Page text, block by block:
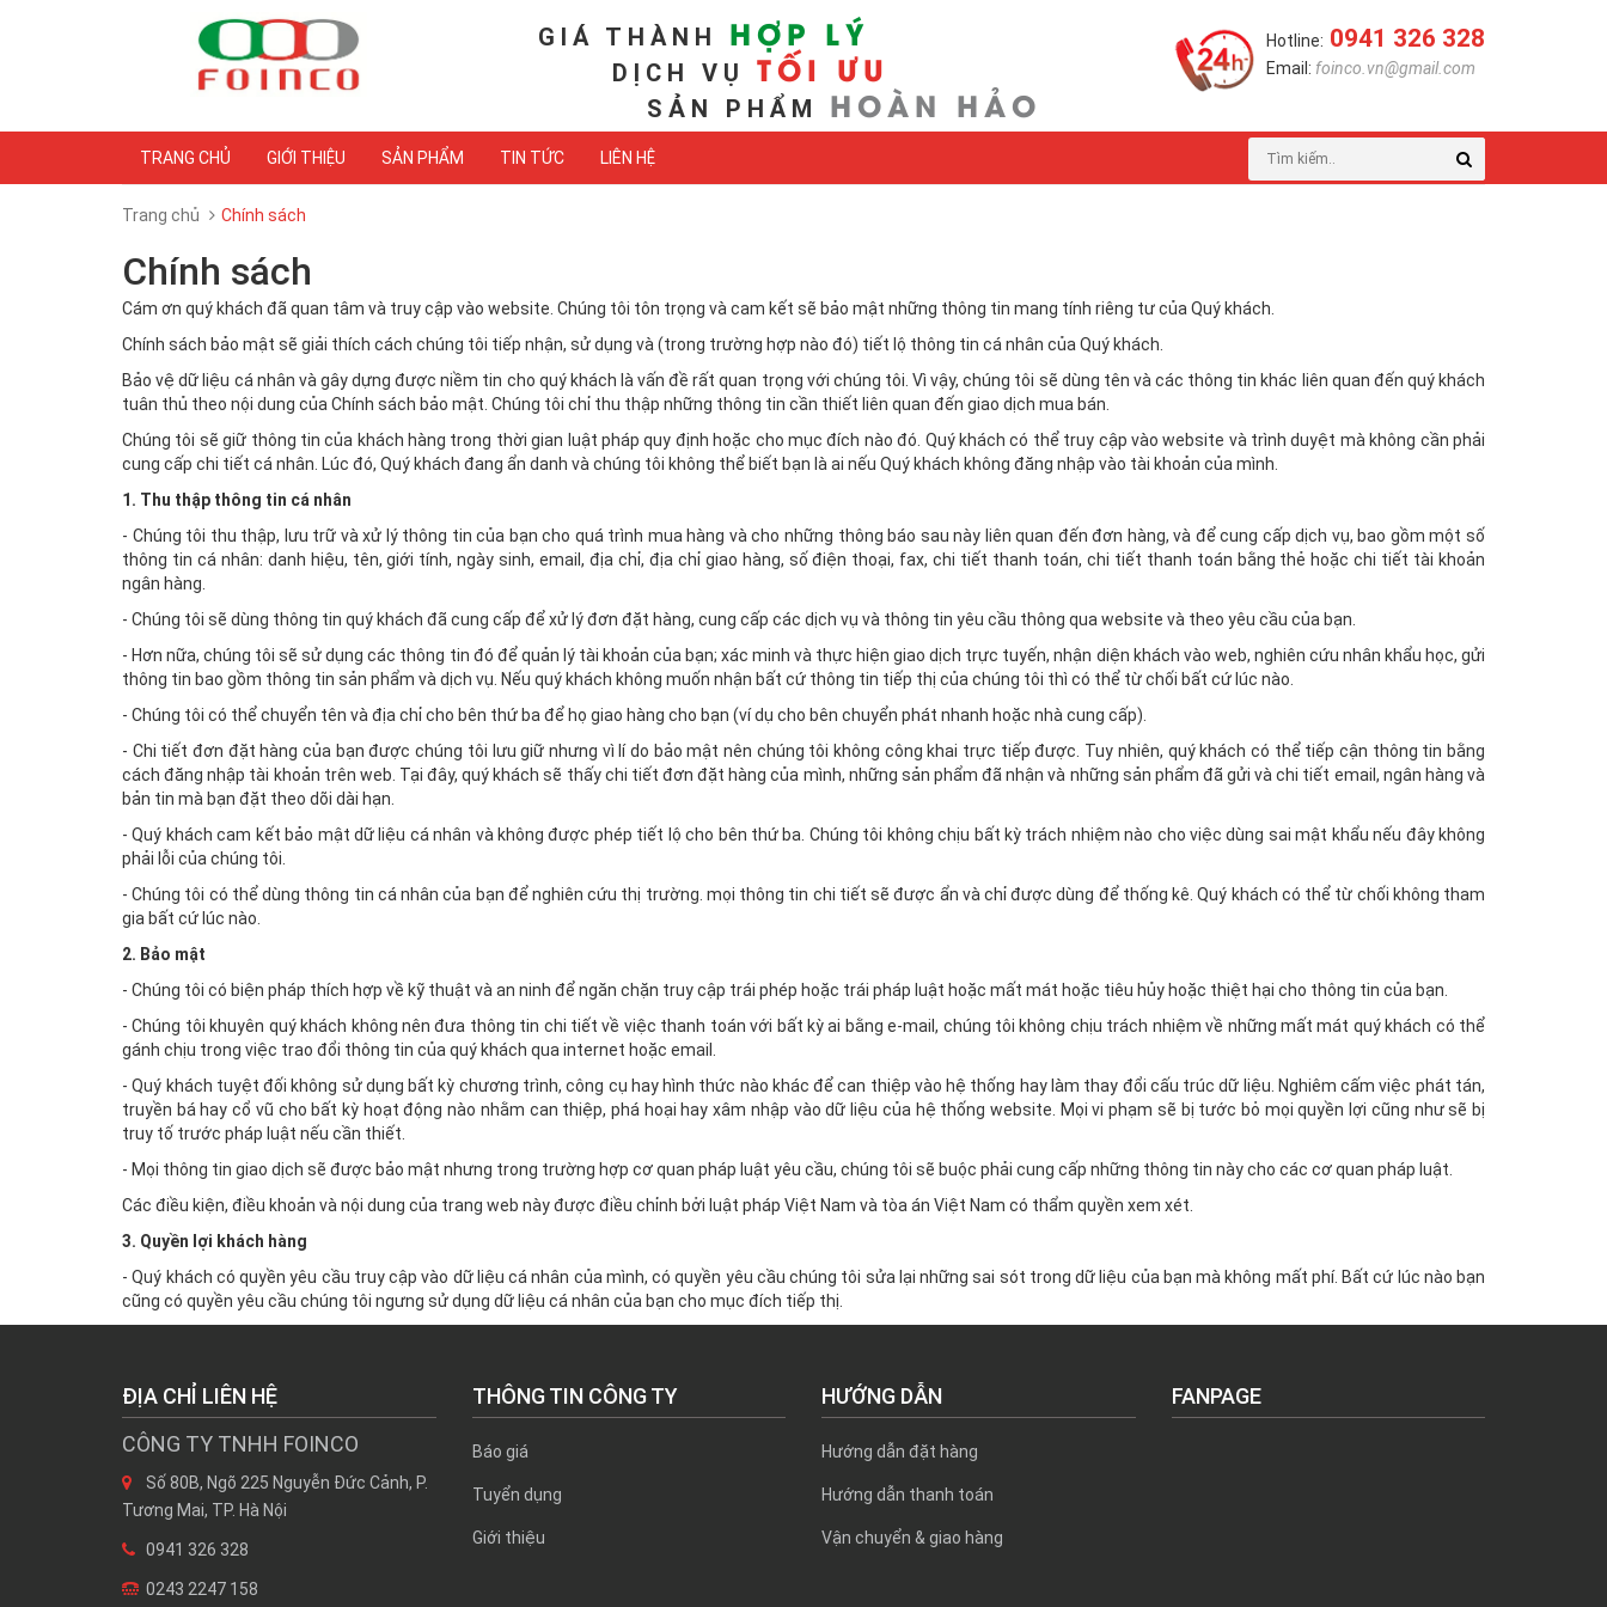
GIÁ THÀNH HỢP LÝ
DỊCH VỤ TỐI ƯU
SẢN PHẨM HOÀN HẢO
Hotline: 0941 326 328
Email: foinco.vn@gmail.com
TRANG CHỦ GIỚI THIỆU SẢN PHẨM TIN TỨC LIÊN HỆ
Trang chủ Chính sách
Chính sách
Cám ơn quý khách đã quan tâm và truy cập vào website. Chúng tôi tôn trọng và cam kết sẽ bảo mật những thông tin mang tính riêng tư của Quý khách.
Chính sách bảo mật sẽ giải thích cách chúng tôi tiếp nhận, sử dụng và (trong trường hợp nào đó) tiết lộ thông tin cá nhân của Quý khách.
Bảo vệ dữ liệu cá nhân và gây dựng được niềm tin cho quý khách là vấn đề rất quan trọng với chúng tôi. Vì vậy, chúng tôi sẽ dùng tên và các thông tin khác liên quan đến quý khách
tuân thủ theo nội dung của Chính sách bảo mật. Chúng tôi chỉ thu thập những thông tin cần thiết liên quan đến giao dịch mua bán.
Chúng tôi sẽ giữ thông tin của khách hàng trong thời gian luật pháp quy định hoặc cho mục đích nào đó. Quý khách có thể truy cập vào website và trình duyệt mà không cần phải
cung cấp chi tiết cá nhân. Lúc đó, Quý khách đang ẩn danh và chúng tôi không thể biết bạn là ai nếu Quý khách không đăng nhập vào tài khoản của mình.
1. Thu thập thông tin cá nhân
- Chúng tôi thu thập, lưu trữ và xử lý thông tin của bạn cho quá trình mua hàng và cho những thông báo sau này liên quan đến đơn hàng, và để cung cấp dịch vụ, bao gồm một số
thông tin cá nhân: danh hiệu, tên, giới tính, ngày sinh, email, địa chỉ, địa chỉ giao hàng, số điện thoại, fax, chi tiết thanh toán, chi tiết thanh toán bằng thẻ hoặc chi tiết tài khoản
ngân hàng.
- Chúng tôi sẽ dùng thông tin quý khách đã cung cấp để xử lý đơn đặt hàng, cung cấp các dịch vụ và thông tin yêu cầu thông qua website và theo yêu cầu của bạn.
- Hơn nữa, chúng tôi sẽ sử dụng các thông tin đó để quản lý tài khoản của bạn; xác minh và thực hiện giao dịch trực tuyến, nhận diện khách vào web, nghiên cứu nhân khẩu học, gửi
thông tin bao gồm thông tin sản phẩm và dịch vụ. Nếu quý khách không muốn nhận bất cứ thông tin tiếp thị của chúng tôi thì có thể từ chối bất cứ lúc nào.
- Chúng tôi có thể chuyển tên và địa chỉ cho bên thứ ba để họ giao hàng cho bạn (ví dụ cho bên chuyển phát nhanh hoặc nhà cung cấp).
- Chi tiết đơn đặt hàng của bạn được chúng tôi lưu giữ nhưng vì lí do bảo mật nên chúng tôi không công khai trực tiếp được. Tuy nhiên, quý khách có thể tiếp cận thông tin bằng
cách đăng nhập tài khoản trên web. Tại đây, quý khách sẽ thấy chi tiết đơn đặt hàng của mình, những sản phẩm đã nhận và những sản phẩm đã gửi và chi tiết email, ngân hàng và
bản tin mà bạn đặt theo dõi dài hạn.
- Quý khách cam kết bảo mật dữ liệu cá nhân và không được phép tiết lộ cho bên thứ ba. Chúng tôi không chịu bất kỳ trách nhiệm nào cho việc dùng sai mật khẩu nếu đây không
phải lỗi của chúng tôi.
- Chúng tôi có thể dùng thông tin cá nhân của bạn để nghiên cứu thị trường. mọi thông tin chi tiết sẽ được ẩn và chỉ được dùng để thống kê. Quý khách có thể từ chối không tham
gia bất cứ lúc nào.
2. Bảo mật
- Chúng tôi có biện pháp thích hợp về kỹ thuật và an ninh để ngăn chặn truy cập trái phép hoặc trái pháp luật hoặc mất mát hoặc tiêu hủy hoặc thiệt hại cho thông tin của bạn.
- Chúng tôi khuyên quý khách không nên đưa thông tin chi tiết về việc thanh toán với bất kỳ ai bằng e-mail, chúng tôi không chịu trách nhiệm về những mất mát quý khách có thể
gánh chịu trong việc trao đổi thông tin của quý khách qua internet hoặc email.
- Quý khách tuyệt đối không sử dụng bất kỳ chương trình, công cụ hay hình thức nào khác để can thiệp vào hệ thống hay làm thay đổi cấu trúc dữ liệu. Nghiêm cấm việc phát tán,
truyền bá hay cổ vũ cho bất kỳ hoạt động nào nhằm can thiệp, phá hoại hay xâm nhập vào dữ liệu của hệ thống website. Mọi vi phạm sẽ bị tước bỏ mọi quyền lợi cũng như sẽ bị
truy tố trước pháp luật nếu cần thiết.
- Mọi thông tin giao dịch sẽ được bảo mật nhưng trong trường hợp cơ quan pháp luật yêu cầu, chúng tôi sẽ buộc phải cung cấp những thông tin này cho các cơ quan pháp luật.
Các điều kiện, điều khoản và nội dung của trang web này được điều chỉnh bởi luật pháp Việt Nam và tòa án Việt Nam có thẩm quyền xem xét.
3. Quyền lợi khách hàng
- Quý khách có quyền yêu cầu truy cập vào dữ liệu cá nhân của mình, có quyền yêu cầu chúng tôi sửa lại những sai sót trong dữ liệu của bạn mà không mất phí. Bất cứ lúc nào bạn
cũng có quyền yêu cầu chúng tôi ngưng sử dụng dữ liệu cá nhân của bạn cho mục đích tiếp thị.
ĐỊA CHỈ LIÊN HỆ
CÔNG TY TNHH FOINCO
Số 80B, Ngõ 225 Nguyễn Đức Cảnh, P.
Tương Mai, TP. Hà Nội
0941 326 328
0243 2247 158
THÔNG TIN CÔNG TY
Báo giá
Tuyển dụng
Giới thiệu
HƯỚNG DẪN
Hướng dẫn đặt hàng
Hướng dẫn thanh toán
Vận chuyển & giao hàng
FANPAGE